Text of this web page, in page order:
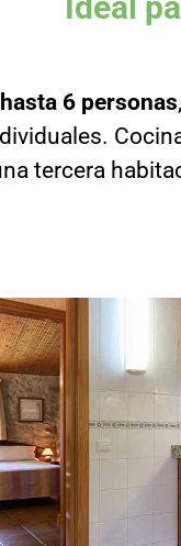
6 personas
tercera